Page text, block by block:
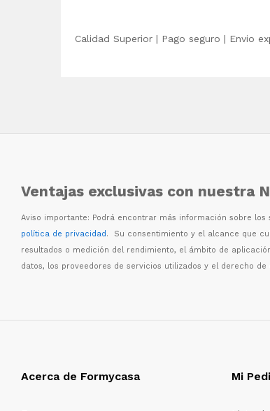
Calidad Superior | Pago seguro | Envio
Ventajas exclusivas con nuestra
Aviso importante: Podrá encontrar más información sobre los
política de privacidad. Su consentimiento y el alcance que
resultados o medición del rendimiento, el ámbito de aplicació
datos, los proveedores de servicios utilizados y el derecho de
Acerca de Formycasa Mi